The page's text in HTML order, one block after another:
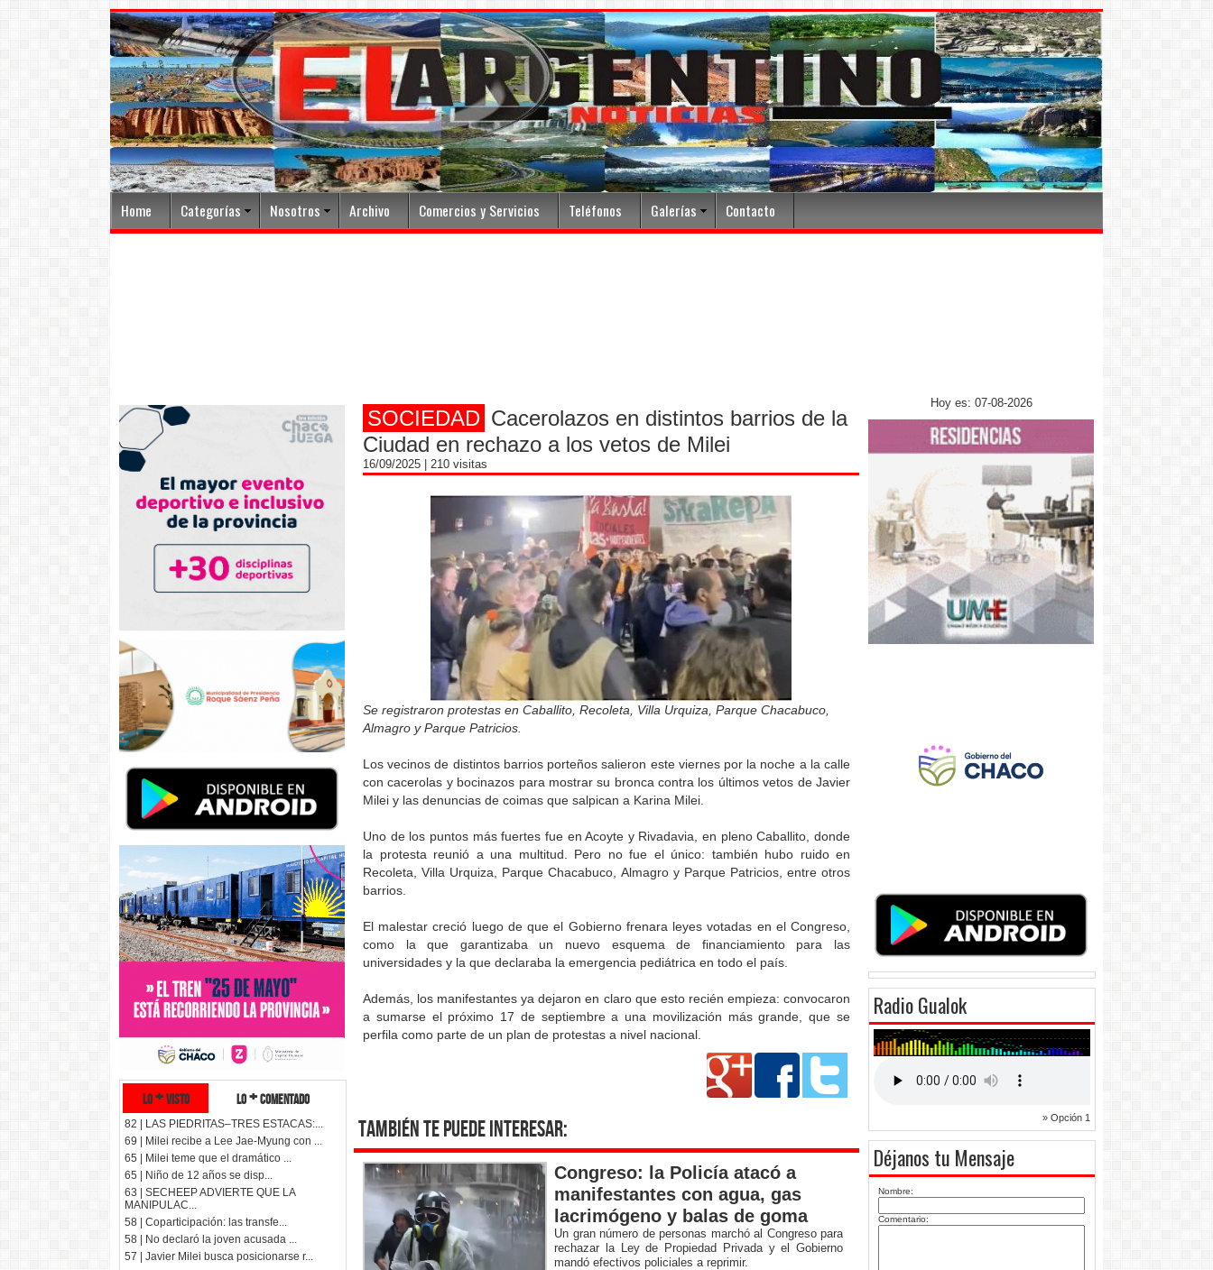
Home Categorías Nosotros Archivo Comercios y Servicios Teléfonos Galerías Contacto
Hoy es: 07-08-2026
lo + visto lo + comentado
82 | LAS PIEDRITAS–TRES ESTACAS:...
69 | Milei recibe a Lee Jae-Myung con ...
65 | Milei teme que el dramático ...
65 | Niño de 12 años se disp...
63 | SECHEEP ADVIERTE QUE LA
MANIPULAC...
58 | Coparticipación: las transfe...
58 | No declaró la joven acusada ...
57 | Javier Milei busca posicionarse r...
SOCIEDAD Cacerolazos en distintos barrios de la
Ciudad en rechazo a los vetos de Milei
16/09/2025 | 210 visitas
Se registraron protestas en Caballito, Recoleta, Villa Urquiza, Parque Chacabuco,
Almagro y Parque Patricios.
Los vecinos de distintos barrios porteños salieron este viernes por la noche a la calle
con cacerolas y bocinazos para mostrar su bronca contra los últimos vetos de Javier
Milei y las denuncias de coimas que salpican a Karina Milei.
Uno de los puntos más fuertes fue en Acoyte y Rivadavia, en pleno Caballito, donde
la protesta reunió a una multitud. Pero no fue el único: también hubo ruido en
Recoleta, Villa Urquiza, Parque Chacabuco, Almagro y Parque Patricios, entre otros
barrios.
El malestar creció luego de que el Gobierno frenara leyes votadas en el Congreso,
como la que garantizaba un nuevo esquema de financiamiento para las
universidades y la que declaraba la emergencia pediátrica en todo el país.
Además, los manifestantes ya dejaron en claro que esto recién empieza: convocaron
a sumarse el próximo 17 de septiembre a una movilización más grande, que se
perfila como parte de un plan de protestas a nivel nacional.
También te puede interesar:
Congreso: la Policía atacó a
manifestantes con agua, gas
lacrimógeno y balas de goma
Un gran número de personas marchó al Congreso para
rechazar la Ley de Propiedad Privada y el Gobierno
mandó efectivos policiales a reprimir.
Radio Gualok
» Opción 1
Déjanos tu Mensaje
Nombre:
Comentario: